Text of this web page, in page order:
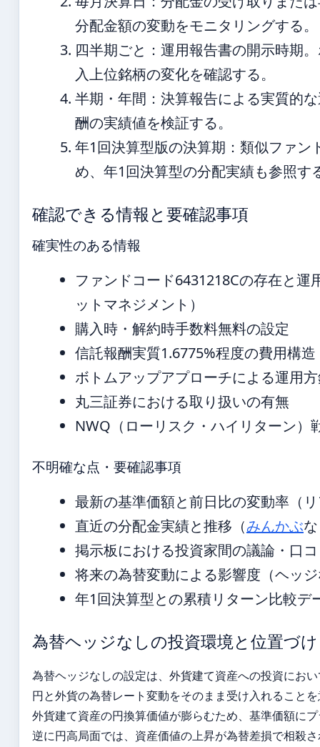
分配金額の変動をモニタリングする。
四半期ごと：運用報告書の開示時期
入上位銘柄の変化を確認する。
半期・年間：決算報告による実質的
酬の実績値を検証する。
年1回決算型版の決算期：類似ファン
め、年1回決算型の分配実績も参照す
確認できる情報と要確認事項
確実性のある情報
ファンドコード6431218Cの存在と
ットマネジメント）
購入時・解約時手数料無料の設定
信託報酬実質1.6775%程度の費用構造
ボトムアップアプローチによる運用
丸三証券における取り扱いの有無
NWQ（ローリスク・ハイリターン）
不明確な点・要確認事項
最新の基準価額と前日比の変動率（
直近の分配金実績と推移（みんかぶ
掲示板における投資家間の議論・口
将来の為替変動による影響度（ヘッ
年1回決算型との累積リターン比較デ
為替ヘッジなしの投資環境と位置づけ
為替ヘッジなしの設定は、外貨建て資産への投資にお
円と外貨の為替レート変動をそのまま受け入れること
外貨建て資産の円換算価値が膨らむため、基準価額に
逆に円高局面では、資産価値の上昇が為替差損で相殺